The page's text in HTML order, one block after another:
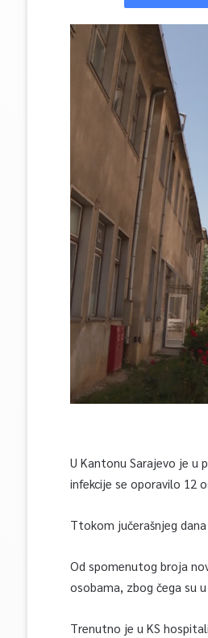
U Kantonu Sarajevo je u
infekcije se oporavilo 12
Ttokom jučerašnjeg
Od spomenutog broja
osobama, zbog čega su
Trenutno je u KS